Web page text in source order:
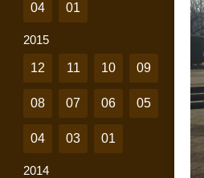
04 01
2015
12 11 10 09
08 07 06 05
04 03 01
2014